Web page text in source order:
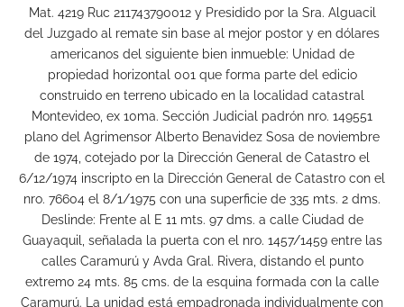
Mat. 4219 Ruc 211743790012 y Presidido por la Sra. Alguacil
del Juzgado al remate sin base al mejor postor y en dólares
americanos del siguiente bien inmueble: Unidad de
propiedad horizontal 001 que forma parte del edicio
construido en terreno ubicado en la localidad catastral
Montevideo, ex 10ma. Sección Judicial padrón nro. 149551
plano del Agrimensor Alberto Benavidez Sosa de noviembre
de 1974, cotejado por la Dirección General de Catastro el
6/12/1974 inscripto en la Dirección General de Catastro con el
nro. 76604 el 8/1/1975 con una superficie de 335 mts. 2 dms.
Deslinde: Frente al E 11 mts. 97 dms. a calle Ciudad de
Guayaquil, señalada la puerta con el nro. 1457/1459 entre las
calles Caramurú y Avda Gral. Rivera, distando el punto
extremo 24 mts. 85 cms. de la esquina formada con la calle
Caramurú. La unidad está empadronada individualmente con